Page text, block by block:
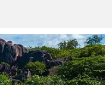
monde, vous vivez une